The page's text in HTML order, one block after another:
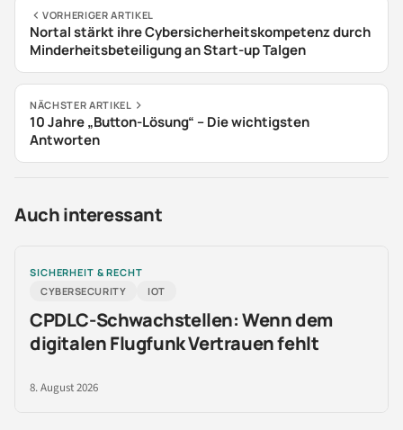
VORHERIGER ARTIKEL
Nortal stärkt ihre Cybersicherheitskompetenz durch
Minderheitsbeteiligung an Start-up Talgen
NÄCHSTER ARTIKEL
10 Jahre „Button-Lösung“ – Die wichtigsten
Antworten
Auch interessant
SICHERHEIT & RECHT
CYBERSECURITY
IOT
CPDLC-Schwachstellen: Wenn dem
digitalen Flugfunk Vertrauen fehlt
8. August 2026